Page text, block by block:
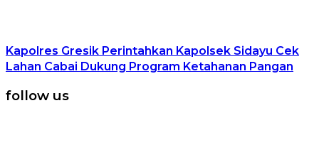
Kapolres Gresik Perintahkan Kapolsek Sidayu Cek
Lahan Cabai Dukung Program Ketahanan Pangan
follow us